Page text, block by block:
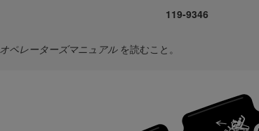
119-9346
オペレーターズマニュアルを読むこと。